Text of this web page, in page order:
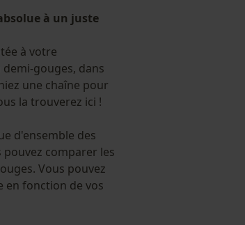
à un juste
à votre
gouges, dans
une chaîne pour
la trouverez ici !
d'ensemble des
pouvez comparer les
Vous pouvez
en fonction de vos